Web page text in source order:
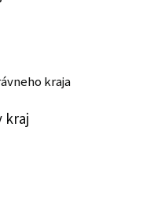
kraja